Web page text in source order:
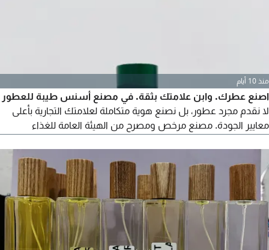
منذ 10 أيام
اصنع عطرك. وابن علامتك بثقة. في مصنع أسنس طيبة للعطور
لا نقدم مجرد عطور، بل نصنع هوية متكاملة لعلامتك التجارية بأعلى
معايير الجودة. مصنع مرخص ومصرح من الهيئة العامة للغذاء
والخامات العالمية. تعبئة وتغليف فاخر بتصاميم احترافية. جودة، ثبات،
وفخامة تنافس أقوى العلامات. سواء كنت تبدأ مشروعك أو تطور
علامتك التجارية، نح